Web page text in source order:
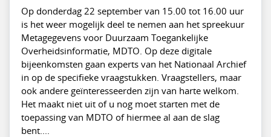
Op donderdag 22 september van 15.00 tot 16.00 uur
is het weer mogelijk deel te nemen aan het spreekuur
Metagegevens voor Duurzaam Toegankelijke
Overheidsinformatie, MDTO. Op deze digitale
bijeenkomsten gaan experts van het Nationaal Archief
in op de specifieke vraagstukken. Vraagstellers, maar
ook andere geïnteresseerden zijn van harte welkom.
Het maakt niet uit of u nog moet starten met de
toepassing van MDTO of hiermee al aan de slag
bent....